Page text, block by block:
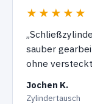
★★★★★
sauber
ohne
Jochen K.
Zylindertausch